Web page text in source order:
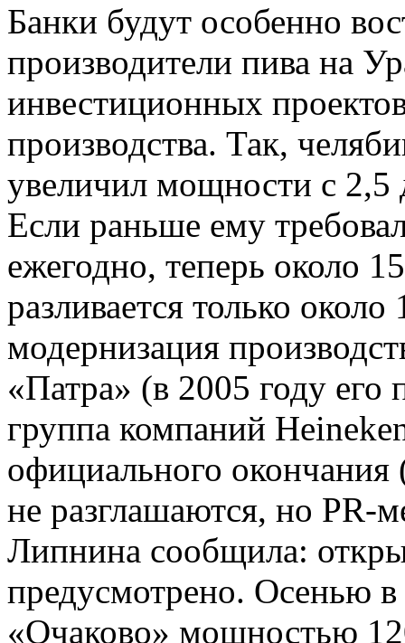
Банки будут особенно
производители пива на
инвестиционных
производства. Так,
увеличил мощности с 2,5
Если раньше ему
ежегодно, теперь около
разливается только
модернизация
«Патра» (в 2005 году его
группа компаний
официального окончания
не разглашаются, но PR-
Липнина сообщила:
предусмотрено. Осенью
«Очаково» мощностью